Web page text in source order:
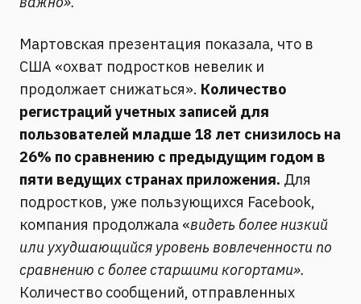
Мартовская презентация показала, что в
США «охват подростков невелик и
продолжает снижаться». Количество
регистраций учетных записей для
пользователей младше 18 лет снизилось на
26% по сравнению с предыдущим годом в
пяти ведущих странах приложения. Для
подростков, уже пользующихся Facebook,
компания продолжала «видеть более низкий
или ухудшающийся уровень вовлеченности по
сравнению с более старшими когортами».
Количество сообщений, отправленных